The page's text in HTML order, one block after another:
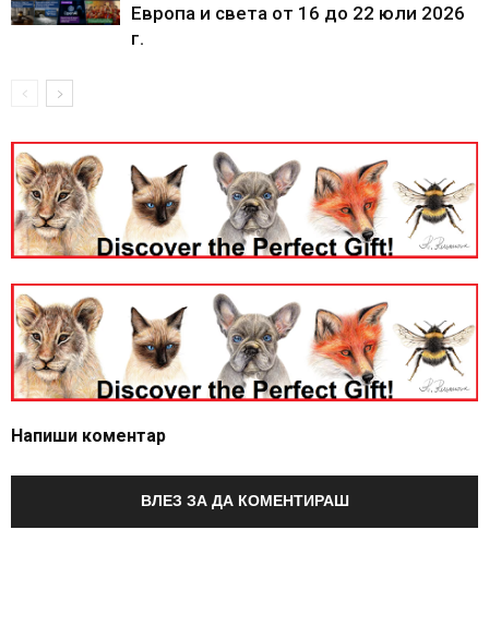
Европа и света от 16 до 22 юли 2026
г.
Напиши коментар
ВЛЕЗ ЗА ДА КОМЕНТИРАШ